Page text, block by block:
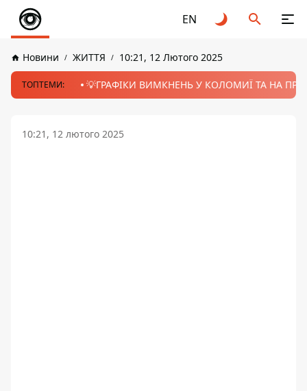
EN
Новини ЖИТТЯ 10:21, 12 Лютого 2025
ТОПТЕМИ: 💡ГРАФІКИ ВИМКНЕНЬ У КОЛОМИЇ ТА НА
10:21, 12 лютого 2025